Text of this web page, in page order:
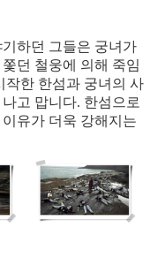
하던 그들은 궁녀가
던 철웅에 의해 죽임
작한 한섬과 궁녀의 사
고 맙니다. 한섬으로
유가 더욱 강해지는